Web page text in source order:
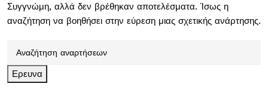
Συγγνώμη, αλλά δεν βρέθηκαν αποτελέσματα. Ίσως η
αναζήτηση να βοηθήσει στην εύρεση μιας σχετικής ανάρτησης.
Ερευνα